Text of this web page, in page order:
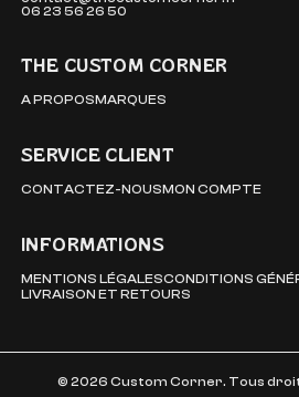
06 23 56 26 50
THE CUSTOM CORNER
A PROPOSMARQUES
SERVICE CLIENT
CONTACTEZ-NOUSMON COMPTE
INFORMATIONS
MENTIONS LÉGALESCONDITIONS
LIVRAISON ET RETOURS
© 2026 Custom Corner. Tous